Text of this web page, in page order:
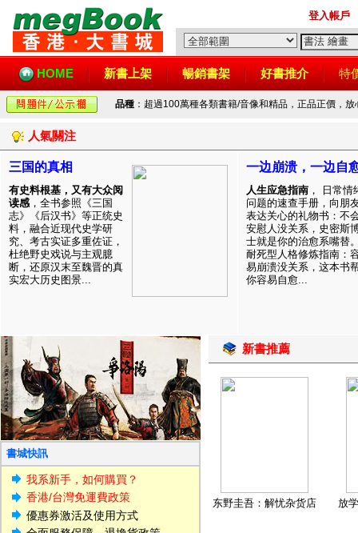
登入帳戶
HOME 新書上架 暢銷書架 好書推介 特
品種 ：超過100萬種各類書籍/音像和精品，正品正價，
人氣關注
三国的真相
有史料根基，又有大众阅
读感 ，全书参照《三国
志》《后汉书》等正统史
料，融合近现代史学研
究、考古实证多重佐证，
杜绝野史戏说与主观臆
断，还原汉末至魏晋的真
实宏大历史图景...
一边崩溃，一边自
人生应急指南 ， 日常情
问题的速查手册，向朋
表达关心的礼物书：不
安慰人没关系，史密斯
士就是你的治愈系嘴替
耐死型人格修炼指南：
易崩溃没关系，这本书
你容易自愈...
書城快訊
我系新手，如何購買？
香港/台灣免運費政策
優惠券激活及使用方式
新書推薦
东野圭吾：解忧杂货店 放